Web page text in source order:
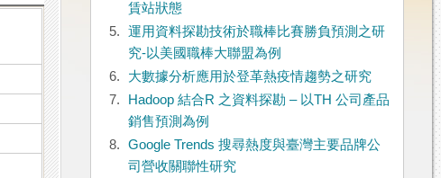
賃站狀態
5.
運用資料探勘技術於職棒比賽勝負預測之研
究-以美國職棒大聯盟為例
6.
大數據分析應用於登革熱疫情趨勢之研究
7.
Hadoop 結合R 之資料探勘 – 以TH 公司產品
銷售預測為例
8.
Google Trends 搜尋熱度與臺灣主要品牌公
司營收關聯性研究